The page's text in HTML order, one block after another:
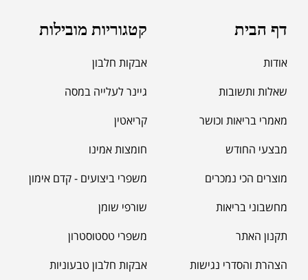
דף הבית
אודות
שאלות ותשובות
מאמרי בריאות וכושר
מבצעי החודש
מוצרים הכי נמכרים
מחשבוני בריאות
תקנון האתר
הצהרת והסדרי נגישות
קטגוריות מובילות
אבקות חלבון
גיינר לעלייה במסה
קריאטין
חומצות אמינו
משפרי ביצועים - קדם אימון
שורפי שומן
משפרי טסטוסטרון
אבקות חלבון טבעוניות